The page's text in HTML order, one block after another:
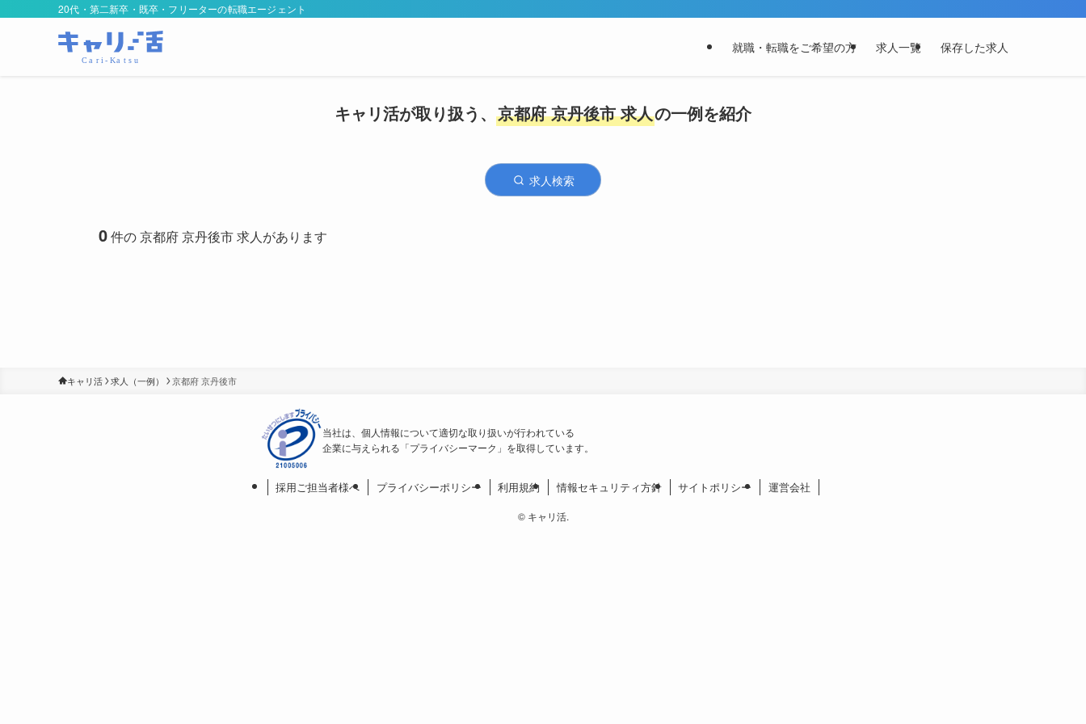
20代・第二新卒・既卒・フリーターの転職エージェント
就職・転職をご希望の方 求人一覧 保存した求人
キャリ活が取り扱う、 京都府 京丹後市 求人の一例を紹介
求人検索
0件の 京都府 京丹後市 求人があります
キャリ活 求人（一例） 京都府 京丹後市
当社は、個人情報について適切な取り扱いが行われている
企業に与えられる「プライバシーマーク」を取得しています。
採用ご担当者様へ プライバシーポリシー 利用規約 情報セキュリティ方針 サイトポリシー 運営会社
©キャリ活.